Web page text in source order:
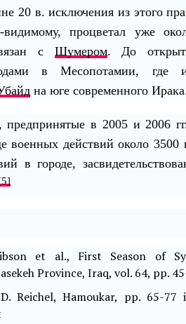
20 в. исключения из этого
видимому, процветал уже
с Шумером. До
в Месопотамии, где
на юге современного
предпринятые в 2005 и 2006
военных действий около
в городе,
et al., First Season of
Province, Iraq, vol. 64, pp.
D. Reichel, Hamoukar, pp. 65-